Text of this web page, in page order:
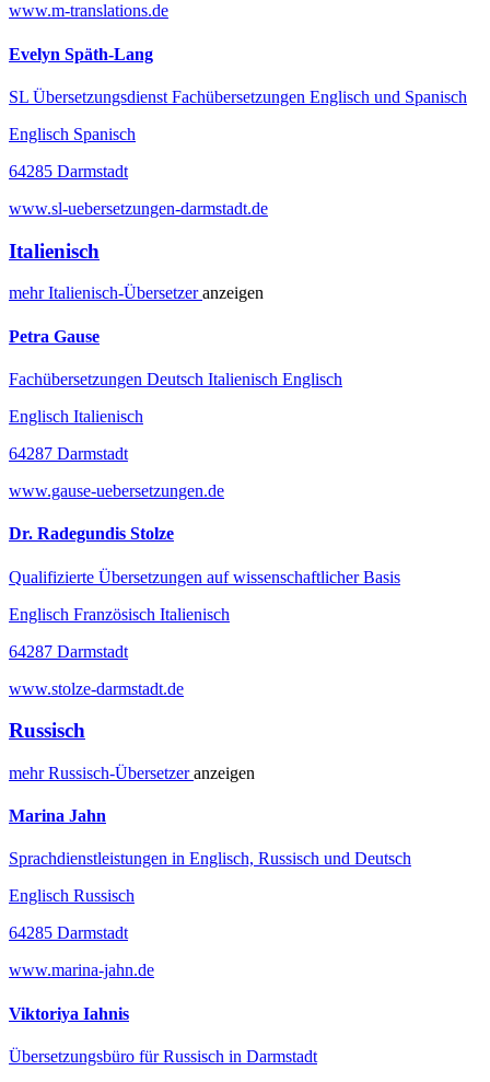
www.m-translations.de
Evelyn Späth-Lang
SL Übersetzungsdienst Fachübersetzungen Englisch und Spanisch
Englisch Spanisch
64285 Darmstadt
www.sl-uebersetzungen-darmstadt.de
Italienisch
mehrItalienisch-Übersetzeranzeigen
Petra Gause
Fachübersetzungen Deutsch Italienisch Englisch
Englisch Italienisch
64287 Darmstadt
www.gause-uebersetzungen.de
Dr. Radegundis Stolze
Qualifizierte Übersetzungen auf wissenschaftlicher Basis
Englisch Französisch Italienisch
64287 Darmstadt
www.stolze-darmstadt.de
Russisch
mehrRussisch-Übersetzeranzeigen
Marina Jahn
Sprachdienstleistungen in Englisch, Russisch und Deutsch
Englisch Russisch
64285 Darmstadt
www.marina-jahn.de
Viktoriya Iahnis
Übersetzungsbüro für Russisch in Darmstadt